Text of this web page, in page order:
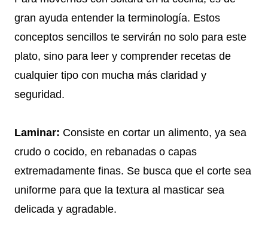
gran ayuda entender la terminología. Estos
conceptos sencillos te servirán no solo para este
plato, sino para leer y comprender recetas de
cualquier tipo con mucha más claridad y
seguridad.
Laminar: Consiste en cortar un alimento, ya sea
crudo o cocido, en rebanadas o capas
extremadamente finas. Se busca que el corte sea
uniforme para que la textura al masticar sea
delicada y agradable.